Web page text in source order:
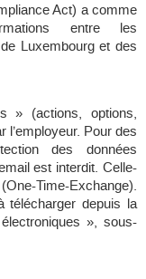
Act) a comme
entre les
Luxembourg et des
» (actions, options,
Pour des
des données
est interdit. Celle-
Time-Exchange).
télécharger depuis la
», sous-